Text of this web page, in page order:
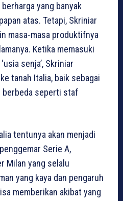
yang banyak
atas. Tetapi, Skriniar
masa-masa produktifnya
Ketika memasuki
senja’, Skriniar
tanah Italia, baik sebagai
berbeda seperti staf
tentunya akan menjadi
Serie A,
Milan yang selalu
yang kaya dan pengaruh
memberikan akibat yang